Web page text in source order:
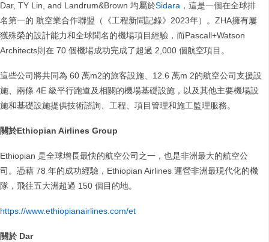
Dar, TY Lin, and Landrum&Brown 均屬於Sidara ，這是一個在全球排
名第一的 航空業合作聯盟（《工程新聞記錄》2023年）。ZHA擁有屢
獲殊榮的設計能力和全球聞名的機場項目經驗，而Pascall+Watson
Architects則在 70 個機場成功完成了超過 2,000 個航空項目。
這些公司將共同為 60 萬m2的旅客設施、12.6 萬m 2的航空公司支援設
施、兩條 4E 級平行跑道及相關的機場基礎設施，以及其他主要機場設
施和基礎設施提供技術諮詢、工程、項目管理和施工監理服務。
關於Ethiopian Airlines Group
Ethiopian 是全球增長最快的航空公司之一，也是非洲最大的航空公
司。憑藉 78 年的成功經驗，Ethiopian Airlines 運營非洲最現代化的機
隊，飛往五大洲超過 150 個目的地。
https://www.ethiopianairlines.com/et
關於 Dar